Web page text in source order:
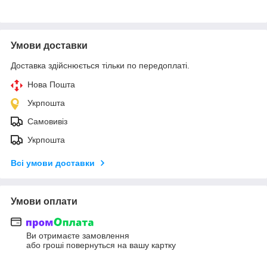
Умови доставки
Доставка здійснюється тільки по передоплаті.
Нова Пошта
Укрпошта
Самовивіз
Укрпошта
Всі умови доставки
Умови оплати
Ви отримаєте замовлення
або гроші повернуться на вашу картку